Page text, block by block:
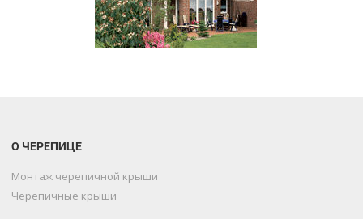
О ЧЕРЕПИЦЕ
Монтаж черепичной крыши
Черепичные крыши